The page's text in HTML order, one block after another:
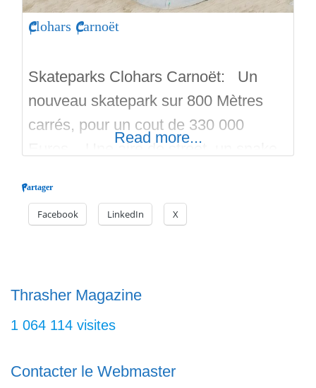
Clohars Carnoët
Skateparks Clohars Carnoët: Un
nouveau skatepark sur 800 Mètres
carrés, pour un cout de 330 000
Euros. Une aire de street, un snake
envoie vers un bowl avec du coping
en acier (profondeur 1.5 Mètre). Le
State! La profondeur de l’extension
Read more...
Partager
Facebook LinkedIn X
Thrasher Magazine
1 064 114 visites
Contacter le Webmaster